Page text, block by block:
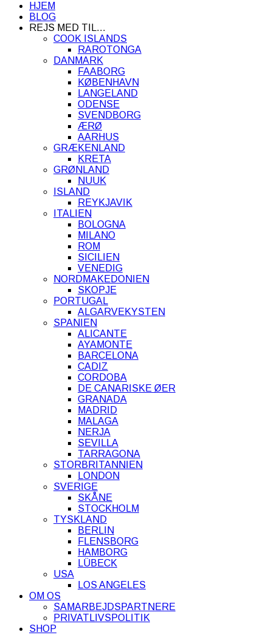
HJEM
BLOG
REJS MED TIL…
COOK ISLANDS
RAROTONGA
DANMARK
FAABORG
KØBENHAVN
LANGELAND
ODENSE
SVENDBORG
ÆRØ
AARHUS
GRÆKENLAND
KRETA
GRØNLAND
NUUK
ISLAND
REYKJAVIK
ITALIEN
BOLOGNA
MILANO
ROM
SICILIEN
VENEDIG
NORDMAKEDONIEN
SKOPJE
PORTUGAL
ALGARVEKYSTEN
SPANIEN
ALICANTE
AYAMONTE
BARCELONA
CADIZ
CORDOBA
DE CANARISKE ØER
GRANADA
MADRID
MALAGA
NERJA
SEVILLA
TARRAGONA
STORBRITANNIEN
LONDON
SVERIGE
SKÅNE
STOCKHOLM
TYSKLAND
BERLIN
FLENSBORG
HAMBORG
LÜBECK
USA
LOS ANGELES
OM OS
SAMARBEJDSPARTNERE
PRIVATLIVSPOLITIK
SHOP